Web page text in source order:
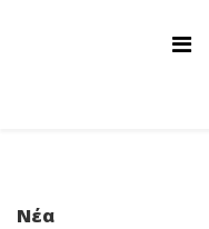
Νέα